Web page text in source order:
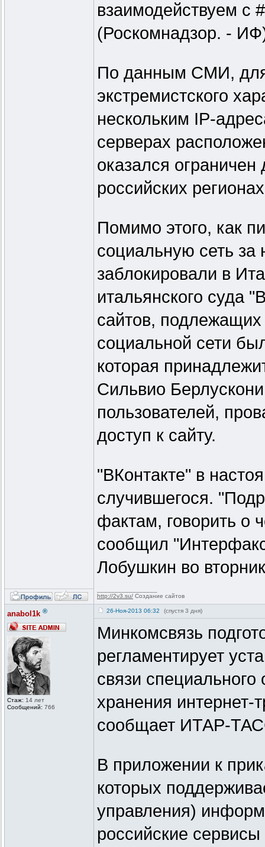
взаимодействуем с
(Роскомнадзор. -
По данным СМИ, для
экстремистского
нескольким IP-
серверах
оказался ограничен
российских
Помимо этого, как
социальную сеть за
заблокировали в
итальянского суда
сайтов,
социальной сети
которая
Сильвио
пользователей,
доступ к сайту.
"ВКонтакте" в
случившегося.
фактам, говорить о
сообщил
Лобушкин во
http://2v3.su/ Создание сайтов
anabol1k ®
Стаж: 14 лет
Сообщений: 766
26-Ноя-2013 06:32 (спустя 3 дня)
Минкомсвязь
регламентирует
связи
хранения интернет-
сообщает ИТАР-
В приложении к
которых
управления)
российские